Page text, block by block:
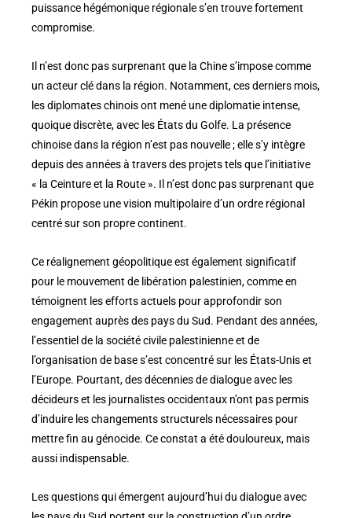
puissance hégémonique régionale s’en trouve fortement
compromise.
Il n’est donc pas surprenant que la Chine s’impose comme
un acteur clé dans la région. Notamment, ces derniers mois,
les diplomates chinois ont mené une diplomatie intense,
quoique discrète, avec les États du Golfe. La présence
chinoise dans la région n’est pas nouvelle ; elle s’y intègre
depuis des années à travers des projets tels que l’initiative
« la Ceinture et la Route ». Il n’est donc pas surprenant que
Pékin propose une vision multipolaire d’un ordre régional
centré sur son propre continent.
Ce réalignement géopolitique est également significatif
pour le mouvement de libération palestinien, comme en
témoignent les efforts actuels pour approfondir son
engagement auprès des pays du Sud. Pendant des années,
l’essentiel de la société civile palestinienne et de
l’organisation de base s’est concentré sur les États-Unis et
l’Europe. Pourtant, des décennies de dialogue avec les
décideurs et les journalistes occidentaux n’ont pas permis
d’induire les changements structurels nécessaires pour
mettre fin au génocide. Ce constat a été douloureux, mais
aussi indispensable.
Les questions qui émergent aujourd’hui du dialogue avec